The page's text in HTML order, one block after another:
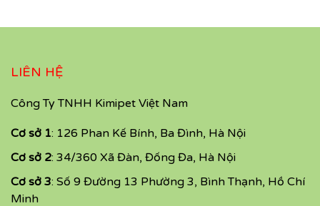
LIÊN HỆ
Công Ty TNHH Kimipet Việt Nam
Cơ sở 1: 126 Phan Kế Bính, Ba Đình, Hà Nội
Cơ sở 2: 34/360 Xã Đàn, Đống Đa, Hà Nội
Cơ sở 3: Số 9 Đường 13 Phường 3, Bình Thạnh, Hồ Chí
Minh